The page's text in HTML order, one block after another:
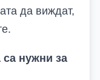
да виждат,
нужни за